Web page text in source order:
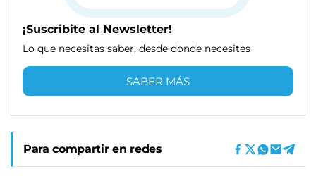
¡Suscribite al Newsletter!
Lo que necesitas saber, desde donde necesites
SABER MÁS
Para compartir en redes